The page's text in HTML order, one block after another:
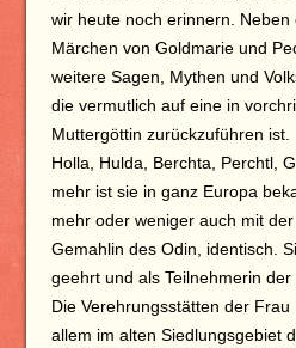
wir heute noch erinnern. Neben
Märchen von Goldmarie und
weitere Sagen, Mythen und
die vermutlich auf eine in
Muttergöttin zurückzuführen ist.
Holla, Hulda, Berchta, Perchtl,
mehr ist sie in ganz Europa
mehr oder weniger auch mit
Gemahlin des Odin, identisch.
geehrt und als Teilnehmerin der
Die Verehrungsstätten der
allem im alten Siedlungsgebiet